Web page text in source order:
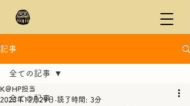
記事
全ての記事
全ての記事
K＠HP担当
2023年12月29日 読了時間: 3分